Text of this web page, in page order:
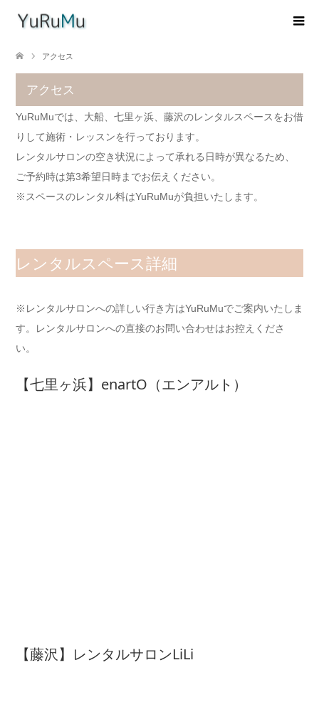
アクセス
アクセス
YuRuMuでは、大船、七里ヶ浜、藤沢のレンタルスペースをお借
りして施術・レッスンを行っております。
レンタルサロンの空き状況によって承れる日時が異なるため、
ご予約時は第3希望日時までお伝えください。
※スペースのレンタル料はYuRuMuが負担いたします。
レンタルスペース詳細
※レンタルサロンへの詳しい行き方はYuRuMuでご案内いたしま
す。レンタルサロンへの直接のお問い合わせはお控えくださ
い。
【七里ヶ浜】enartO（エンアルト）
【藤沢】レンタルサロンLiLi